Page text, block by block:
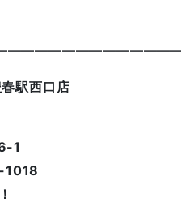
駅西口店
1
1018